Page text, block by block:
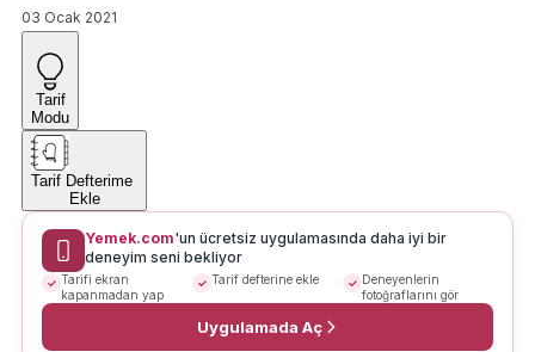
03 Ocak 2021
Tarif
Modu
Tarif Defterime
Ekle
Yemek.com'un ücretsiz uygulamasında daha iyi bir
deneyim seni bekliyor
Tarifi ekran
kapanmadan yap
Tarif defterine ekle
Deneyenlerin
fotoğraflarını gör
Uygulamada Aç